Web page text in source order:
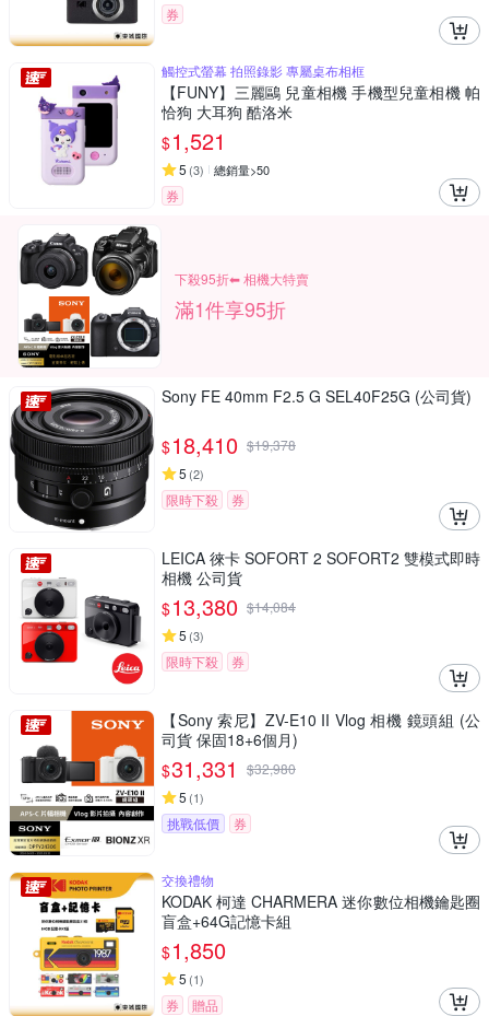
券
觸控式螢幕 拍照錄影 專屬桌布相框
【FUNY】三麗鷗 兒童相機 手機型兒童相機 帕
恰狗 大耳狗 酷洛米
$1,521
5 (3) 總銷量>50
券
下殺95折⬅︎ 相機大特賣
滿1件享95折
Sony FE 40mm F2.5 G SEL40F25G (公司貨)
$18,410 $19,378
5 (2)
限時下殺 券
LEICA 徠卡 SOFORT 2 SOFORT2 雙模式即時
相機 公司貨
$13,380 $14,084
5 (3)
限時下殺 券
【Sony 索尼】ZV-E10 II Vlog 相機 鏡頭組 (公
司貨 保固18+6個月)
$31,331 $32,980
5 (1)
挑戰低價 券
交換禮物
KODAK 柯達 CHARMERA 迷你數位相機鑰匙圈
盲盒+64G記憶卡組
$1,850
5 (1)
券 贈品